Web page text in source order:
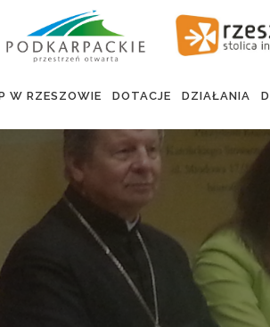
W RZESZOWIE DOTACJE DZIAŁANIA